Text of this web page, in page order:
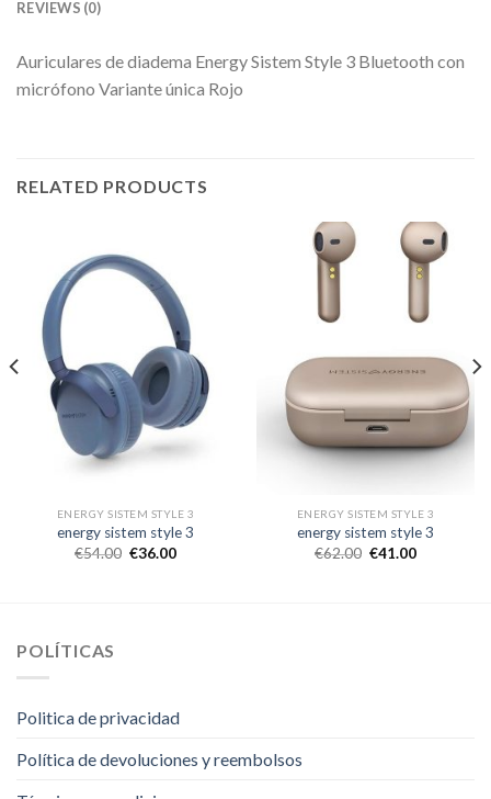
REVIEWS (0)
Auriculares de diadema Energy Sistem Style 3 Bluetooth con
micrófono Variante única Rojo
RELATED PRODUCTS
ENERGY SISTEM STYLE 3
energy sistem style 3
€54.00 €36.00
ENERGY SISTEM STYLE 3
energy sistem style 3
€62.00 €41.00
POLÍTICAS
Politica de privacidad
Política de devoluciones y reembolsos